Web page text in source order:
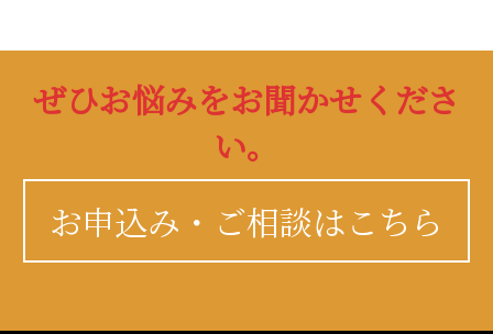
ぜひお悩みをお聞かせくださ
い。
お申込み・ご相談はこちら